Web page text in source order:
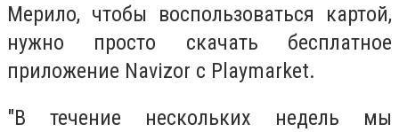
Мерило, чтобы воспользоваться картой,
нужно просто скачать бесплатное
приложение Navizor с Playmarket.
"В течение нескольких недель мы